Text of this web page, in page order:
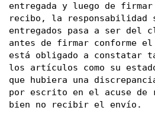
entregada y luego de
recibo, la responsabilidad
entregados pasa a ser
antes de firmar conforme
está obligado a constatar
los artículos como su
que hubiera una
por escrito en el acuse de
bien no recibir el envío.